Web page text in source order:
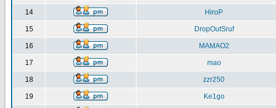
14 HiroP
15 DropOutSruf
16 MAMAO2
17 mao
18 zzr250
19 Ke1go